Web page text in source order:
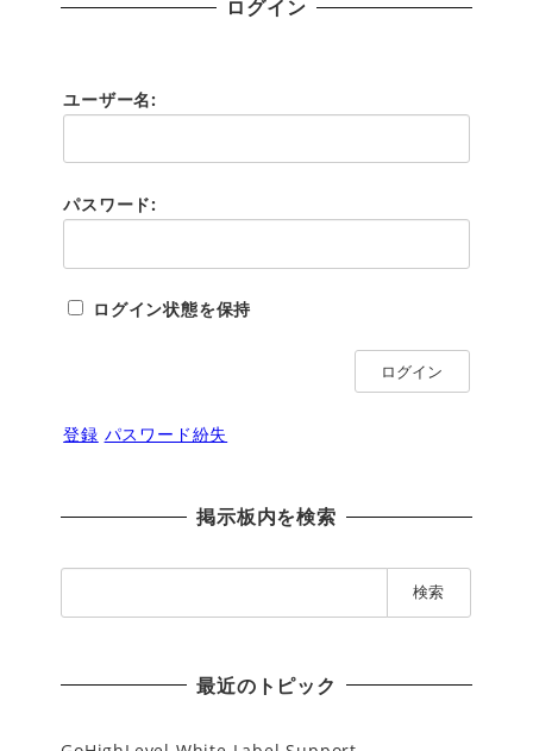
ログイン
ユーザー名:
パスワード:
ログイン状態を保持
ログイン
登録 パスワード紛失
掲示板内を検索
索
最近のトピック